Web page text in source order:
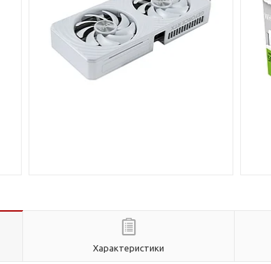
Характеристики